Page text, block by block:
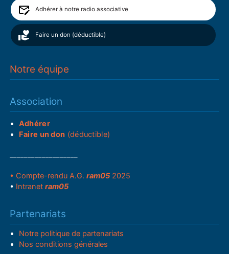
Adhérer à notre radio associative
Faire un don (déductible)
Notre équipe
Association
Adhérer
Faire un don (déductible)
• Compte-rendu A.G.ram05 2025
• Intranetram05
Partenariats
Notre politique de partenariats
Nos conditions générales